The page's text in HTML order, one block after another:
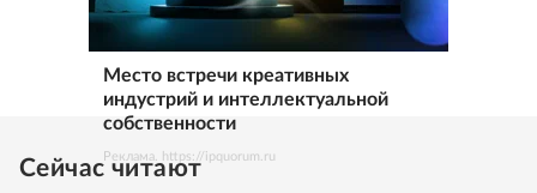
Место встречи креативных
индустрий и интеллектуальной
собственности
Реклама. https://ipquorum.ru
Сейчас читают